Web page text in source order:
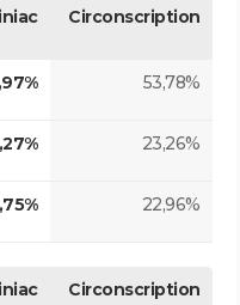
Circonscription
53,78%
23,26%
22,96%
Circonscription